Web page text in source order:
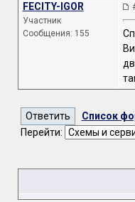
FECITY-IGOR
Участник
Сообщения: 155
Список
Перейти: